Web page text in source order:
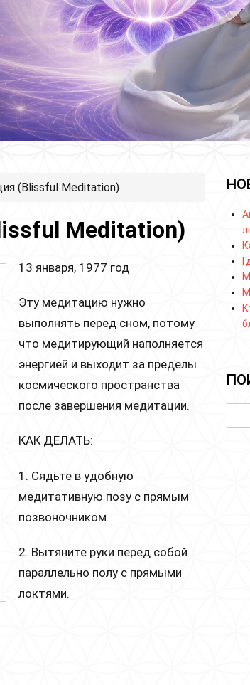
(Blissful Meditation)
Meditation)
13 января, 1977 год
Эту медитацию нужно
выполнять перед сном, потому
что медитирующий наполняется
энергией и выходит за пределы
космического пространства
после завершения медитации.
КАК ДЕЛАТЬ:
1. Сядьте в удобную
медитативную позу с прямым
позвоночником.
2. Вытяните руки перед собой
параллельно полу с прямыми
локтями.